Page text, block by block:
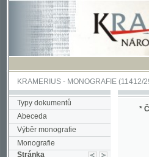
KRAMERIUS-MONOGRAFIE(11412/
Typy dokumentů
Abeceda
Výběr monografie
Monografie
Stránka
/722
*